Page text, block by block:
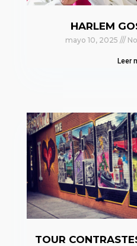
HARLEM
mayo 10, 2025
Leer
TOUR